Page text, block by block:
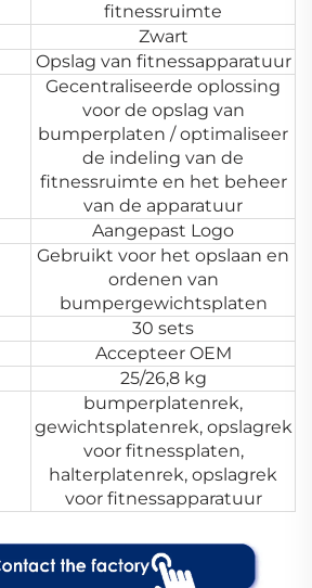
fitnessruimte
Zwart
Opslag van fitnessapparatuur
Gecentraliseerde oplossing
voor de opslag van
bumperplaten / optimaliseer
de indeling van de
fitnessruimte en het beheer
van de apparatuur
Aangepast Logo
Gebruikt voor het opslaan en
ordenen van
bumpergewichtsplaten
30 sets
Accepteer OEM
25/26,8 kg
bumperplatenrek,
gewichtsplatenrek, opslagrek
voor fitnessplaten,
halterplatenrek, opslagrek
voor fitnessapparatuur